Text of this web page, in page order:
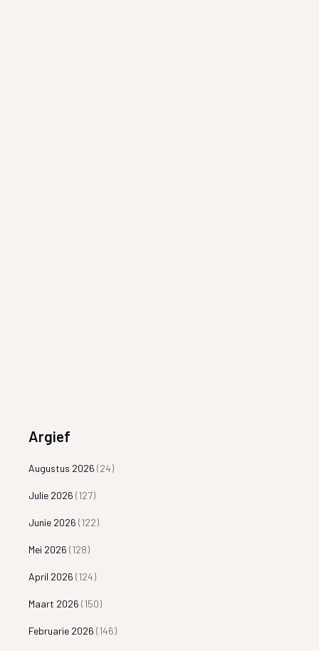
Argief
Augustus 2026 (24)
Julie 2026 (127)
Junie 2026 (122)
Mei 2026 (128)
April 2026 (124)
Maart 2026 (150)
Februarie 2026 (146)